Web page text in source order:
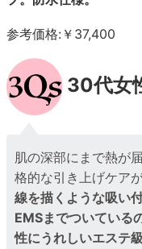
参考価格:￥37,400
30代女
肌の深部にまで熱が
格的な引き上げケア
線を描くような吸い
EMSまでついている
性にうれしいエステ